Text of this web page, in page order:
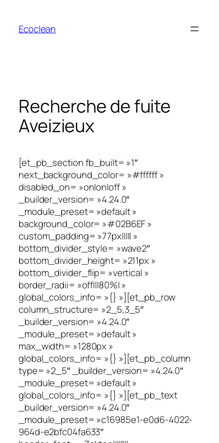
contenu
Ecoclean
Recherche de fuite
Aveizieux
[et_pb_section fb_built= »1″
next_background_color= »#ffffff »
disabled_on= »on|on|off »
_builder_version= »4.24.0″
_module_preset= »default »
background_color= »#02B6EF »
custom_padding= »77px||||| »
bottom_divider_style= »wave2″
bottom_divider_height= »211px »
bottom_divider_flip= »vertical »
border_radii= »off|||80%| »
global_colors_info= »{} »][et_pb_row
column_structure= »2_5,3_5″
_builder_version= »4.24.0″
_module_preset= »default »
max_width= »1280px »
global_colors_info= »{} »][et_pb_column
type= »2_5″ _builder_version= »4.24.0″
_module_preset= »default »
global_colors_info= »{} »][et_pb_text
_builder_version= »4.24.0″
_module_preset= »c16985e1-e0d6-4022-
964d-e2bfc04fa633″